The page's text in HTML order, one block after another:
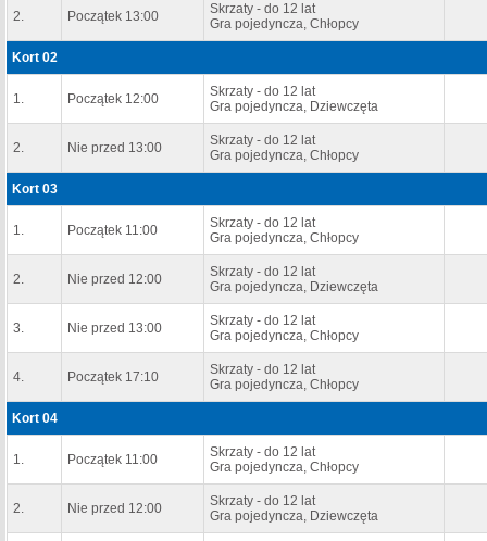
2. Początek 13:00
Skrzaty - do 12 lat
Gra pojedyncza, Chłopcy
Kort 02
1. Początek 12:00
Skrzaty - do 12 lat
Gra pojedyncza, Dziewczęta
2. Nie przed 13:00
Skrzaty - do 12 lat
Gra pojedyncza, Chłopcy
Kort 03
1. Początek 11:00
Skrzaty - do 12 lat
Gra pojedyncza, Chłopcy
2. Nie przed 12:00
Skrzaty - do 12 lat
Gra pojedyncza, Dziewczęta
3. Nie przed 13:00
Skrzaty - do 12 lat
Gra pojedyncza, Chłopcy
4. Początek 17:10
Skrzaty - do 12 lat
Gra pojedyncza, Chłopcy
Kort 04
1. Początek 11:00
Skrzaty - do 12 lat
Gra pojedyncza, Chłopcy
2. Nie przed 12:00
Skrzaty - do 12 lat
Gra pojedyncza, Dziewczęta